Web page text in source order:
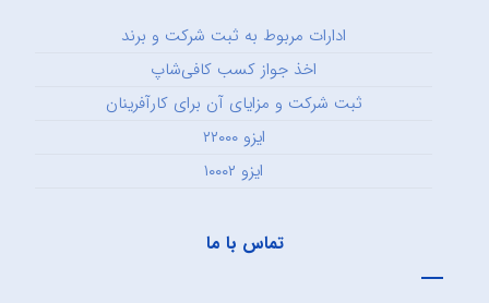
ادارات مربوط به ثبت شرکت و برند
اخذ جواز کسب کافی‌شاپ
ثبت شرکت و مزایای آن برای کارآفرینان
ایزو ۲۲۰۰۰
ایزو ۱۰۰۰۲
تماس با ما